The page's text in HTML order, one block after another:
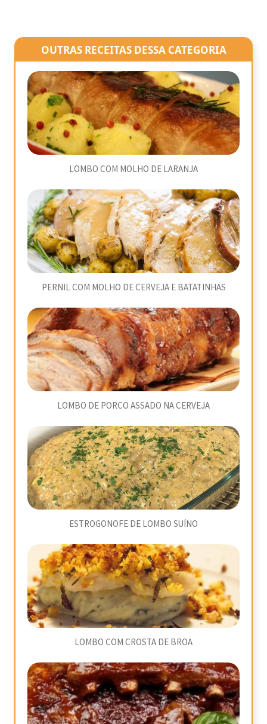
OUTRAS RECEITAS DESSA CATEGORIA
LOMBO COM MOLHO DE LARANJA
PERNIL COM MOLHO DE CERVEJA E BATATINHAS
LOMBO DE PORCO ASSADO NA CERVEJA
ESTROGONOFE DE LOMBO SUÍNO
LOMBO COM CROSTA DE BROA